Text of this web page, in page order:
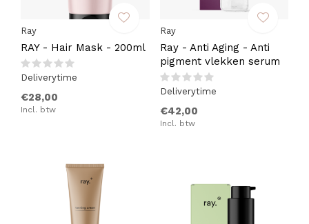
Ray
RAY - Hair Mask - 200ml
Deliverytime
€28,00
Incl. btw
Ray
Ray - Anti Aging - Anti
pigment vlekken serum
Deliverytime
€42,00
Incl. btw